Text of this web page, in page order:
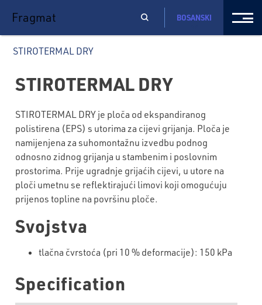
Fragmat BOSANSKI
STIROTERMAL DRY
STIROTERMAL DRY
STIROTERMAL DRY je ploča od ekspandiranog
polistirena (EPS) s utorima za cijevi grijanja. Ploča je
namijenjena za suhomontažnu izvedbu podnog
odnosno zidnog grijanja u stambenim i poslovnim
prostorima. Prije ugradnje grijaćih cijevi, u utore na
ploči umetnu se reflektirajući limovi koji omogućuju
prijenos topline na površinu ploče.
Svojstva
tlačna čvrstoća (pri 10 % deformacije): 150 kPa
Specification